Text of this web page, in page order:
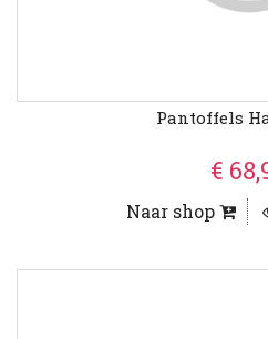
Pantoffels
€
Naar shop